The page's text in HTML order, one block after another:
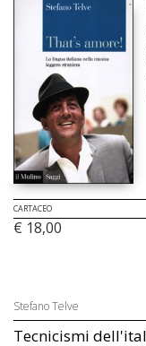
CARTACEO
€ 18,00
Stefano Telve
Tecnicismi